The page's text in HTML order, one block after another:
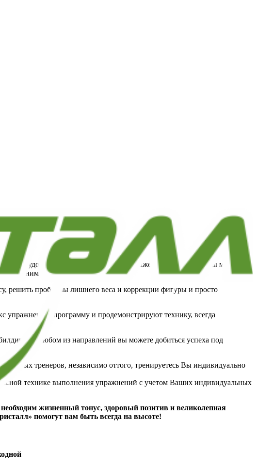
оборудован профессиональными тренажерами на все группы мышц,
к ним и др.
решить проблемы лишнего веса и коррекции фигуры и просто
упражнений, программу и продемонстрируют технику, всегда
- в любом из направлений вы можете добиться успеха под
тренеров, независимо оттого, тренируетесь Вы индивидуально
технике выполнения упражнений с учетом Ваших индивидуальных
жизненный тонус, здоровый позитив и великолепная
помогут вам быть всегда на высоте!